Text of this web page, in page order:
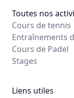
Toutes nos
Cours de tennis
Entraînements
Cours de Padel
Stages
Liens utiles